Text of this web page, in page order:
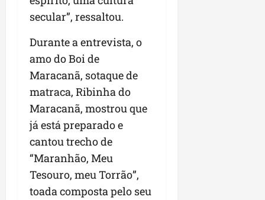
secular”, ressaltou.
Durante a entrevista, o
amo do Boi de
Maracanã, sotaque de
matraca, Ribinha do
Maracanã, mostrou que
já está preparado e
cantou trecho de
“Maranhão, Meu
Tesouro, meu Torrão”,
toada composta pelo seu